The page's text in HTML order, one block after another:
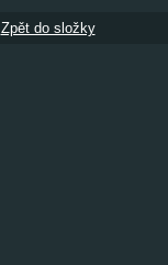
Zpět do složky